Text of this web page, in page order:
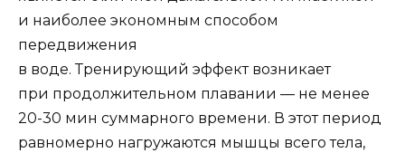
и наиболее экономным способом
передвижения
в воде. Тренирующий эффект возникает
при продолжительном плавании — не менее
20-30 мин суммарного времени. В этот период
равномерно нагружаются мышцы всего тела,